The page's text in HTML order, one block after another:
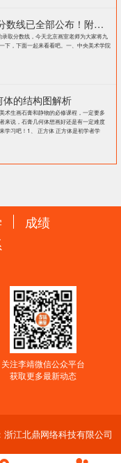
2021九大美院录取分数线已全部公布！附各大院校录取分数线汇总！
取分数线，今天北京画室老师为大家将九
下，下面一起来看看吧。一、中央美术学院
的结构图解析
术生画石膏和静物的必修课程，一定要多
来说，石膏几何体想画好还是有一定难度
学习吧！1、 正方体 正方体是初学者学
成绩
关注李靖微信公众平台
获取更多最新动态
浙江北鼎网络科技有限公司